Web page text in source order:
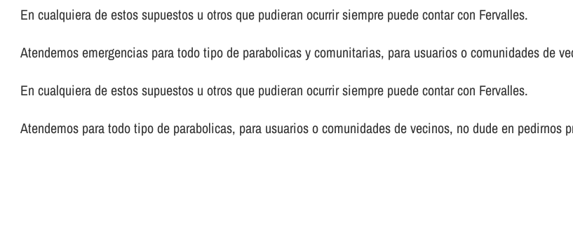
En cualquiera de estos supuestos u otros que pudieran ocurrir siempre puede contar con Fervalles.
Atendemos emergencias para todo tipo de parabolicas y comunitarias, para usuarios o comunidades de
En cualquiera de estos supuestos u otros que pudieran ocurrir siempre puede contar con Fervalles.
Atendemos para todo tipo de parabolicas, para usuarios o comunidades de vecinos, no dude en pedirnos